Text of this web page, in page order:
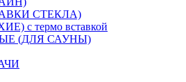
СТЕКЛА)
с термо вставкой
(ДЛЯ САУНЫ)